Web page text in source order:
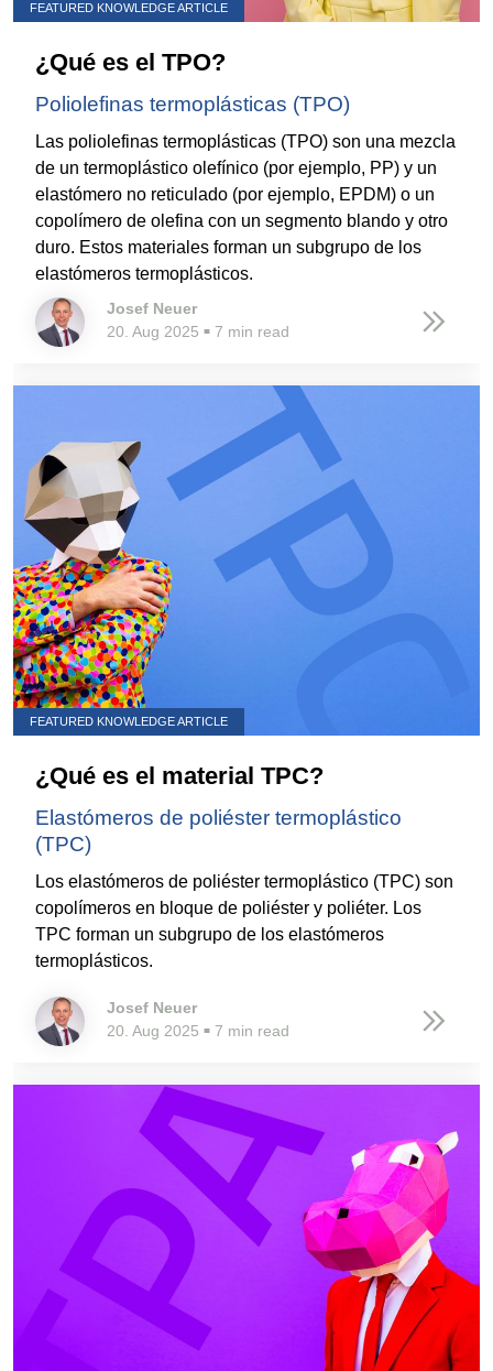
FEATURED KNOWLEDGE ARTICLE
¿Qué es el TPO?
Poliolefinas termoplásticas (TPO)
Las poliolefinas termoplásticas (TPO) son una mezcla
de un termoplástico olefínico (por ejemplo, PP) y un
elastómero no reticulado (por ejemplo, EPDM) o un
copolímero de olefina con un segmento blando y otro
duro. Estos materiales forman un subgrupo de los
elastómeros termoplásticos.
Josef Neuer
20. Aug 2025 ■ 7 min read
FEATURED KNOWLEDGE ARTICLE
¿Qué es el material TPC?
Elastómeros de poliéster termoplástico
(TPC)
Los elastómeros de poliéster termoplástico (TPC) son
copolímeros en bloque de poliéster y poliéter. Los
TPC forman un subgrupo de los elastómeros
termoplásticos.
Josef Neuer
20. Aug 2025 ■ 7 min read